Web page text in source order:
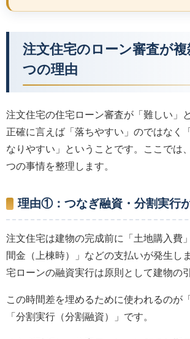
注文住宅のローン審査が
つの理由
注文住宅の住宅ローン審査が「難しい」
正確に言えば「落ちやすい」のではなく
なりやすい」ということです。ここでは
つの事情を整理します。
理由①：つなぎ融資・分割実行
注文住宅は建物の完成前に「土地購入費
間金（上棟時）」などの支払いが発生し
宅ローンの融資実行は原則として建物の
この時間差を埋めるために使われるのが
「分割実行（分割融資）」です。